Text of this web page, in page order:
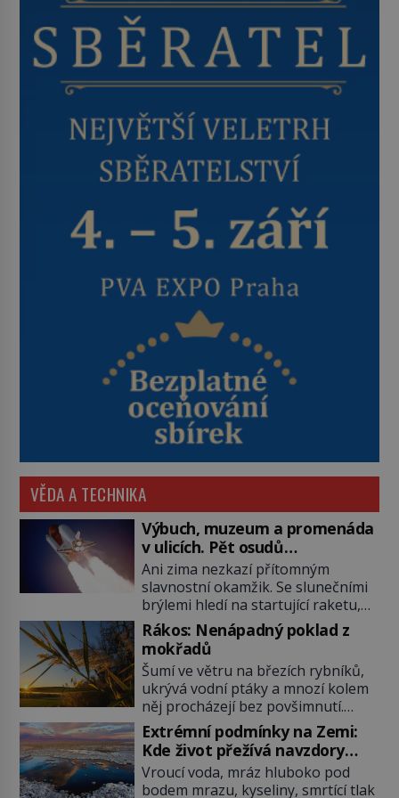
VĚDA A TECHNIKA
Výbuch, muzeum a promenáda
v ulicích. Pět osudů
nejslavnějších raketoplánů
Ani zima nezkazí přítomným
slavnostní okamžik. Se slunečními
brýlemi hledí na startující raketu,
která má do vesmíru vynést kromě
posádky také obyčejnou učitelku.
Po několika sekundách všem
ztuhnou úsměvy, stroj totiž
exploduje. Jejich konstrukce není
z levného kraje, daňové poplatníky
stojí miliardy dolarů. Na druhou
stranu zvládnou jen představitelné
věci. Na malé kousky Název:
Columbia První […]
Rákos: Nenápadný poklad z
mokřadů
Šumí ve větru na březích rybníků,
ukrývá vodní ptáky a mnozí kolem
něj procházejí bez povšimnutí.
Přesto právě rákos pomáhal stavět
domy, vyrábět lodě, zapisovat první
texty a inspiroval řadu pověstí.
Tato skromná, ale užitečná
Extrémní podmínky na Zemi:
Kde život přežívá navzdory
všemu
Vroucí voda, mráz hluboko pod
bodem mrazu, kyseliny, smrtící tlak